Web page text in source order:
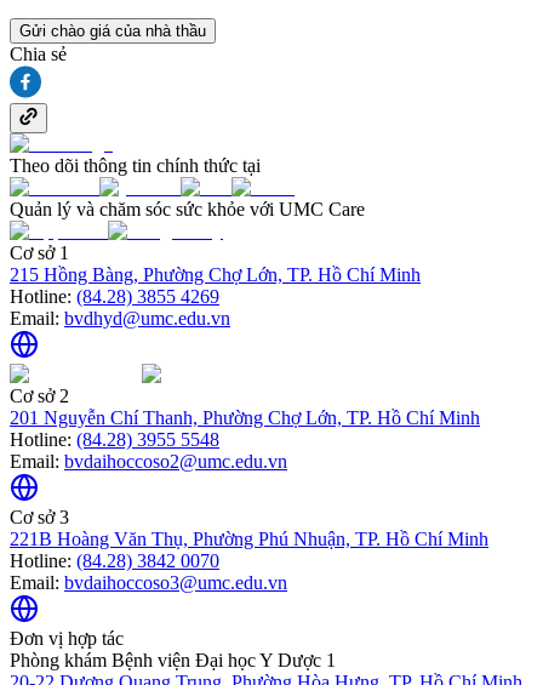
Gửi chào giá của nhà thầu
Chia sẻ
Theo dõi thông tin chính thức tại
Quản lý và chăm sóc sức khỏe với UMC Care
Cơ sở 1
215 Hồng Bàng, Phường Chợ Lớn, TP. Hồ Chí Minh
Hotline: (84.28) 3855 4269
Email: bvdhyd@umc.edu.vn
Cơ sở 2
201 Nguyễn Chí Thanh, Phường Chợ Lớn, TP. Hồ Chí Minh
Hotline: (84.28) 3955 5548
Email: bvdaihoccoso2@umc.edu.vn
Cơ sở 3
221B Hoàng Văn Thụ, Phường Phú Nhuận, TP. Hồ Chí Minh
Hotline: (84.28) 3842 0070
Email: bvdaihoccoso3@umc.edu.vn
Đơn vị hợp tác
Phòng khám Bệnh viện Đại học Y Dược 1